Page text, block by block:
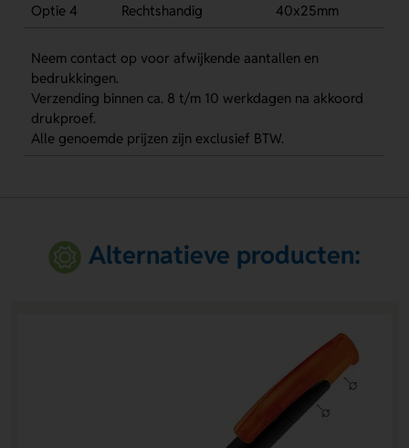
Optie 4
Rechtshandig 40x25mm
Neem contact op voor afwijkende aantallen en
bedrukkingen.
Verzending binnen ca. 8 t/m 10 werkdagen na akkoord
drukproef.
Alle genoemde prijzen zijn exclusief BTW.
Alternatieve producten: